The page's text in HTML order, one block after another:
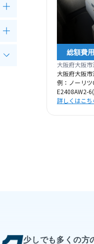
総額費用
大阪府大阪市
大阪府大阪
例：ノーリツ
E2408AW2-
詳しくはこち
少しでも多くの方